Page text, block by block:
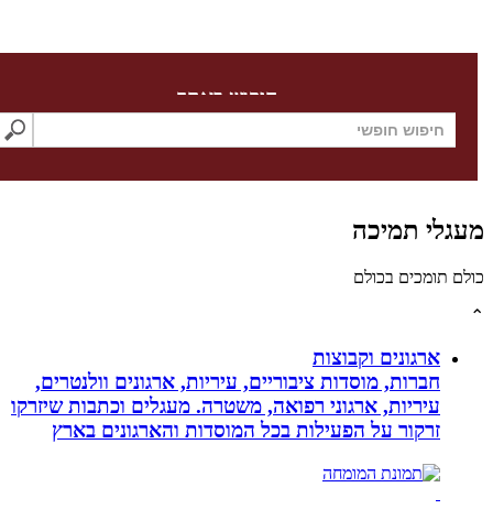
חיפוש באתר
תמיכה
תומכים בכולם
ארגונים וקבוצות
חברות, מוסדות ציבוריים, עיריות, ארגונים וולנטרים,
עיריות, ארגוני רפואה, משטרה. מעגלים וכתבות שיזרקו
זרקור על הפעילות בכל המוסדות והארגונים בארץ